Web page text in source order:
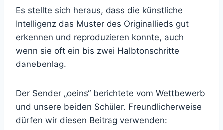
Es stellte sich heraus, dass die künstliche
Intelligenz das Muster des Originallieds gut
erkennen und reproduzieren konnte, auch
wenn sie oft ein bis zwei Halbtonschritte
danebenlag.
Der Sender „oeins“ berichtete vom Wettbewerb
und unsere beiden Schüler. Freundlicherweise
dürfen wir diesen Beitrag verwenden: